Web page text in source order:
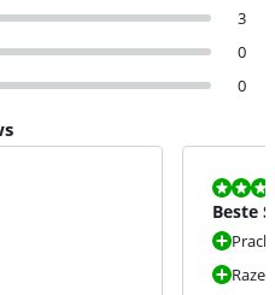
3
0
0
Beste